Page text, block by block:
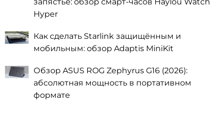
Hyper
Как сделать Starlink защищённым и
мобильным: обзор Adaptis MiniKit
Обзор ASUS ROG Zephyrus G16 (2026):
абсолютная мощность в портативном
формате